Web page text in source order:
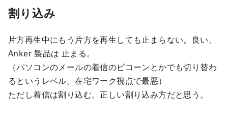
割り込み
片方再生中にもう片方を再生しても止まらない。良い。
Anker 製品は 止まる。
（パソコンのメールの着信のピコーンとかでも切り替わ
るというレベル。在宅ワーク視点で最悪）
ただし着信は割り込む。正しい割り込み方だと思う。